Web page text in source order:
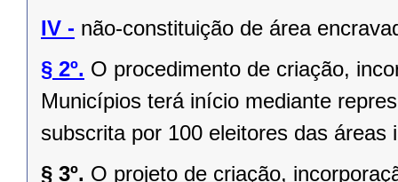
IV - não-constituição de área
§ 2º. O procedimento de criação,
Municípios terá início mediante
subscrita por 100 eleitores das
§ 3º. O projeto de criação,